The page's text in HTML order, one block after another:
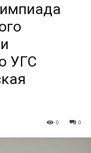
УГС
0
0